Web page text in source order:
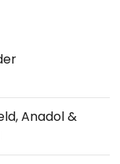
Anadol &